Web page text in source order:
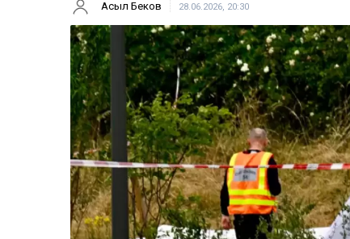
Асыл Беков 28.06.2026, 20:30